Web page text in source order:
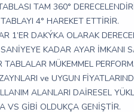
TAM 360°
4° HAREKET ETTİRİR.
1’ER DAKÝKA OLARAK
KADAR AYAR İMKANI
TABLALAR MÜKEMMEL
ve UYGUN
ALANLARI DAİRESEL
VS GİBİ OLDUKÇA GENİŞTİR.